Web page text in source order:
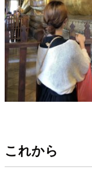
これから